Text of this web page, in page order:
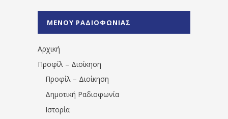
1531194763766854/" artist="" ]
ΜΕΝΟΥ ΡΑΔΙΟΦΩΝΙΑΣ
Αρχική
Προφίλ – Διοίκηση
Προφίλ – Διοίκηση
Δημοτική Ραδιοφωνία
Ιστορία